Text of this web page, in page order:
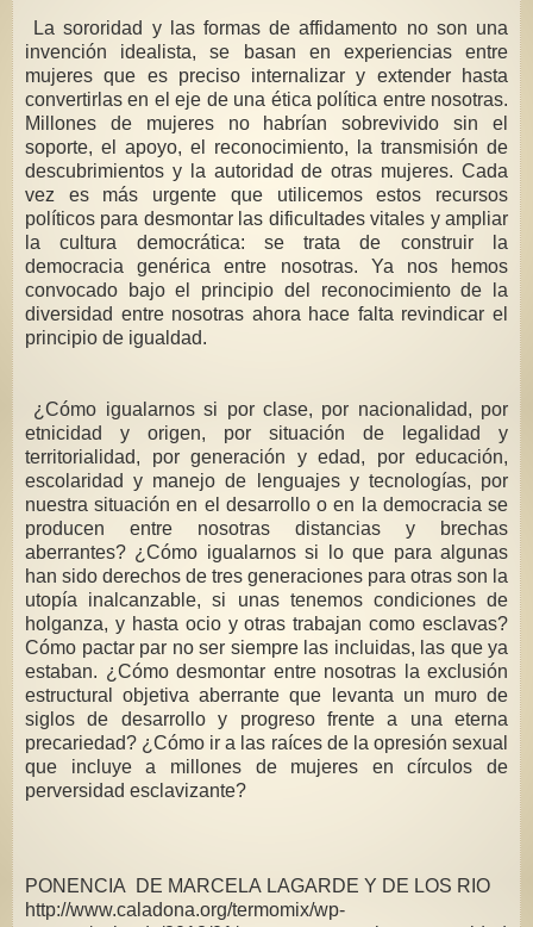
La sororidad y las formas de affidamento no son una
invención idealista, se basan en experiencias entre
mujeres que es preciso internalizar y extender hasta
convertirlas en el eje de una ética política entre nosotras.
Millones de mujeres no habrían sobrevivido sin el
soporte, el apoyo, el reconocimiento, la transmisión de
descubrimientos y la autoridad de otras mujeres. Cada
vez es más urgente que utilicemos estos recursos
políticos para desmontar las dificultades vitales y ampliar
la cultura democrática: se trata de construir la
democracia genérica entre nosotras. Ya nos hemos
convocado bajo el principio del reconocimiento de la
diversidad entre nosotras ahora hace falta revindicar el
principio de igualdad.
¿Cómo igualarnos si por clase, por nacionalidad, por
etnicidad y origen, por situación de legalidad y
territorialidad, por generación y edad, por educación,
escolaridad y manejo de lenguajes y tecnologías, por
nuestra situación en el desarrollo o en la democracia se
producen entre nosotras distancias y brechas
aberrantes? ¿Cómo igualarnos si lo que para algunas
han sido derechos de tres generaciones para otras son la
utopía inalcanzable, si unas tenemos condiciones de
holganza, y hasta ocio y otras trabajan como esclavas?
Cómo pactar par no ser siempre las incluidas, las que ya
estaban. ¿Cómo desmontar entre nosotras la exclusión
estructural objetiva aberrante que levanta un muro de
siglos de desarrollo y progreso frente a una eterna
precariedad? ¿Cómo ir a las raíces de la opresión sexual
que incluye a millones de mujeres en círculos de
perversidad esclavizante?
PONENCIA DE MARCELA LAGARDE Y DE LOS RIO
http://www.caladona.org/termomix/wp-